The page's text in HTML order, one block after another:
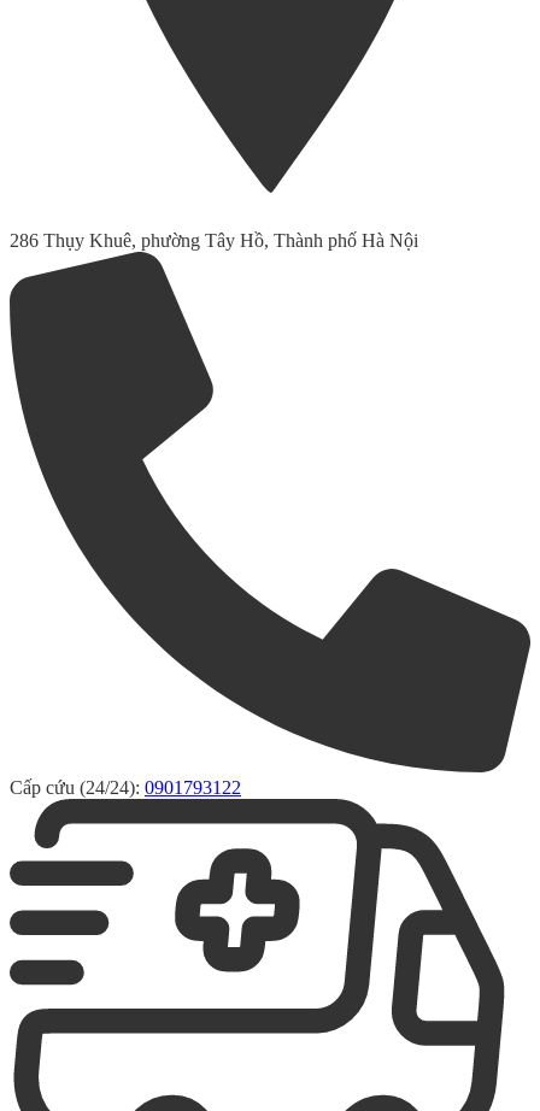
286 Thụy Khuê, phường Tây Hồ, Thành phố Hà Nội
Cấp cứu (24/24): 0901793122